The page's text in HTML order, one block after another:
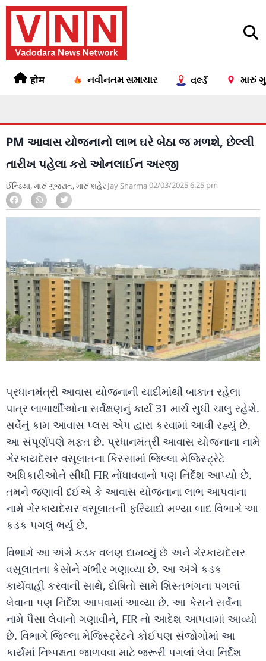
होम નવીનતમ સમાચાર વર્લ્ડ મારું
PM આવાસ યોજનાનો લાભ ઘરે બેઠા જ મળશે, છેલ્લી
તારીખ પહેલા કરો ઓનલાઈન અરજી
ઈન્ડિયા,મારું ગુજરાત,મારું શહેર Jay Sharma02/03/20256:25 pm
પ્રધાનમંત્રી આવાસ યોજનાની યાદીમાંથી બાકાત રહેલા
પાત્ર લાભાર્થીઓના સર્વેક્ષણનું કાર્ય 31 માર્ચ સુધી ચાલુ રહેશે.
સર્વેનું કામ આવાસ પ્લસ એપ દ્વારા કરવામાં આવી રહ્યું છે.
આ સંપૂર્ણપણે મફત છે. પ્રધાનમંત્રી આવાસ યોજનાના નામે
ગેરકાયદેસર વસૂલાતના કિસ્સામાં જિલ્લા મેજિસ્ટ્રેટે
અધિકારીઓને સીધી FIR નોંધાવવાનો પણ નિર્દેશ આપ્યો છે.
તમને જણાવી દઈએ કે આવાસ યોજનાના લાભ આપવાના
નામે ગેરકાયદેસર વસૂલાતની ફરિયાદો મળ્યા બાદ વિભાગે આ
કડક પગલું ભર્યું છે.
વિભાગે આ અંગે કડક વલણ દાખવ્યું છે અને ગેરકાયદેસર
વસૂલાતના કેસોને ગંભીર ગણાવ્યા છે. આ અંગે કડક
કાર્યવાહી કરવાની સાથે, દોષિતો સામે શિસ્તભંગના પગલાં
લેવાના પણ નિર્દેશ આપવામાં આવ્યા છે. આ કેસને સર્વેના
નામે પૈસા લેવાનો ગણાવીને, FIR નો આદેશ આપવામાં આવ્યો
છે. વિભાગે જિલ્લા મેજિસ્ટ્રેટને કોઈપણ સંજોગોમાં આ
કાર્યમાં નિષ્પક્ષતા જાળવવા માટે જરૂરી પગલાં લેવા નિર્દેશ